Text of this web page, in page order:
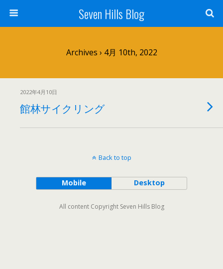
Seven Hills Blog
Archives › 4月 10th, 2022
2022年4月10日
館林サイクリング
Back to top
Mobile Desktop
All content Copyright Seven Hills Blog